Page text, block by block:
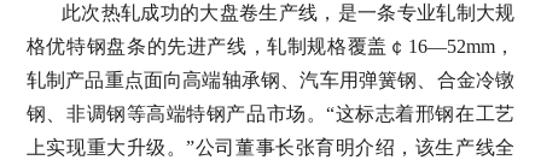
此次热轧成功的大盘卷生产线，是一条专业轧制大规
格优特钢盘条的先进产线，轧制规格覆盖￠16—52mm，
轧制产品重点面向高端轴承钢、汽车用弹簧钢、合金冷镦
钢、非调钢等高端特钢产品市场。“这标志着邢钢在工艺
上实现重大升级。”公司董事长张育明介绍，该生产线全